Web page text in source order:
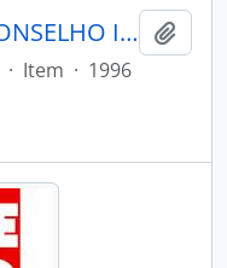
MENSAGEIRO - BELÉM CONSELHO INDIGENISTA MISSIONÁRIO - 1996 - Nº100
· Item · 1996